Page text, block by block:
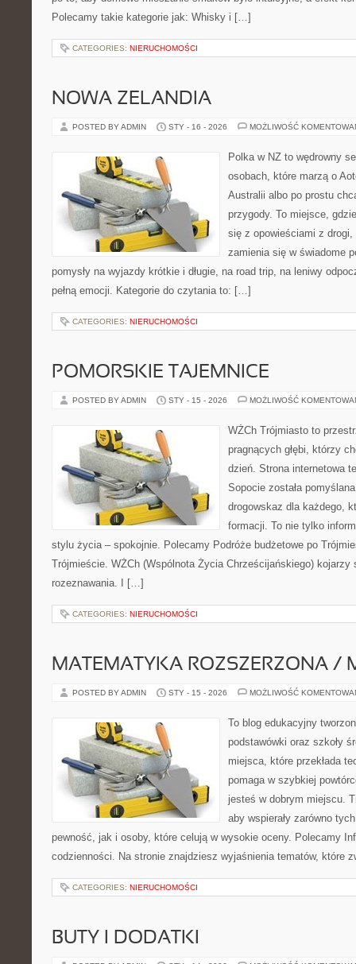
Polecamy takie kategorie jak: Whisky i […]
CATEGORIES: NIERUCHOMOŚCI
NOWA ZELANDIA
POSTED BY ADMIN STY - 16 - 2026 MOŻLIWOŚĆ
Polka w NZ to wędrowny
osobach, które marzą o
Australii albo po prostu
przygody. To miejsce,
się z opowieściami z
zamienia się w świadome
pomysły na wyjazdy krótkie i długie, na road trip, na leniwy
pełną emocji. Kategorie do czytania to: […]
CATEGORIES: NIERUCHOMOŚCI
POMORSKIE TAJEMNICE
POSTED BY ADMIN STY - 15 - 2026 MOŻLIWOŚĆ
WŻCh Trójmiasto to
pragnących głębi, którzy
dzień. Strona internetowa
Sopocie została
drogowskaz dla każdego,
formacji. To nie tylko
stylu życia – spokojnie. Polecamy Podróże budżetowe po
Trójmieście. WŻCh (Wspólnota Życia Chrześcijańskiego) kojarzy
rozeznawania. I […]
CATEGORIES: NIERUCHOMOŚCI
MATEMATYKA ROZSZERZONA /
POSTED BY ADMIN STY - 15 - 2026 MOŻLIWOŚĆ
To blog edukacyjny
podstawówki oraz szkoły
miejsca, które przekłada
pomaga w szybkiej
jesteś w dobrym miejscu.
aby wspierały zarówno
pewność, jak i osoby, które celują w wysokie oceny. Polecamy
codzienności. Na stronie znajdziesz wyjaśnienia tematów, które
CATEGORIES: NIERUCHOMOŚCI
BUTY I DODATKI